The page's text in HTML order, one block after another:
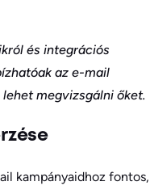
és integrációs
az e-mail
megvizsgálni őket.
kampányaidhoz fontos,